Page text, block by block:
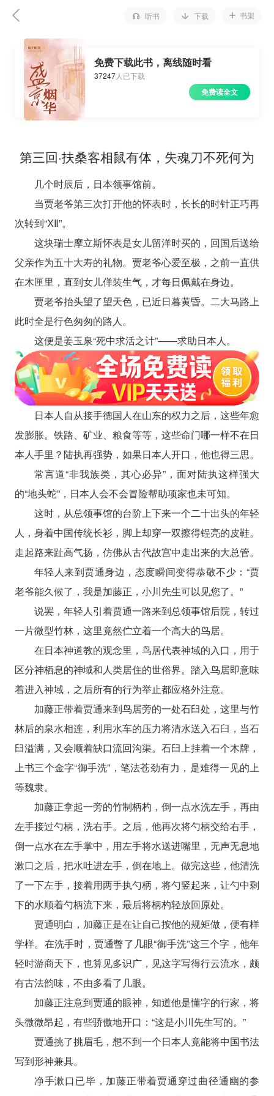
听书 下载 书架
免费下载此书，离线随时看
37247人已下载
免费读全文
第三回·扶桑客相鼠有体，失魂刀不死何为
几个时辰后，日本领事馆前。
当贾老爷第三次打开他的怀表时，长长的时针正巧再
次转到“ⅩⅡ”。
这块瑞士摩立斯怀表是女儿留洋时买的，回国后送给
父亲作为五十大寿的礼物。贾老爷心爱至极，之前一直供
在木匣里，直到女儿佯装生气，才每日佩戴在身边。
贾老爷抬头望了望天色，已近日暮黄昏。二大马路上
此时全是行色匆匆的路人。
这便是姜玉泉“死中求活之计”——求助日本人。
日本人自从接手德国人在山东的权力之后，这些年愈
发膨胀。铁路、矿业、粮食等等，这些命门哪一样不在日
本人手里？陆执再强势，如果日本人开口，他也得三思。
常言道“非我族类，其心必异”，面对陆执这样强大
的“地头蛇”，日本人会不会冒险帮助项家也未可知。
这时，从总领事馆的台阶上下来一个二十出头的年轻
人，身着中国传统长衫，脚上却穿一双擦得锃亮的皮鞋。
走起路来趾高气扬，仿佛从古代故宫中走出来的大总管。
年轻人来到贾通身边，态度瞬间变得恭敬不少：“贾
老爷能久候了，我是加藤正，小川先生可以见您了。”
说罢，年轻人引着贾通一路来到总领事馆后院，转过
一片微型竹林，这里竟然伫立着一个高大的鸟居。
在日本神道教的观念里，鸟居代表神域的入口，用于
区分神栖息的神域和人类居住的世俗界。踏入鸟居即意味
着进入神域，之后所有的行为举止都应格外注意。
加藤正带着贾通来到鸟居旁的一处石臼处，这里与竹
林后的泉水相连，利用水车的压力将清水送入石臼，当石
臼溢满，又会顺着缺口流回沟渠。石臼上挂着一个木牌，
上书三个金字“御手洗”，笔法苍劲有力，是难得一见的上
等魏隶。
加藤正拿起一旁的竹制柄杓，倒一点水洗左手，再由
左手接过勺柄，洗右手。之后，他再次将勺柄交给右手，
倒一点水在左手掌中，用左手将水送进嘴里，无声无息地
漱口之后，把水吐进左手，倒在地上。做完这些，他清洗
了一下左手，接着用两手执勺柄，将勺竖起来，让勺中剩
下的水顺着勺柄流下来，最后将柄杓轻放回原处。
贾通明白，加藤正是在让自己按他的规矩做，便有样
学样。在洗手时，贾通瞥了几眼“御手洗”这三个字，他年
轻时游商天下，也算见多识广，见这字写得行云流水，颇
有古法韵味，不由多看了几眼。
加藤正注意到贾通的眼神，知道他是懂字的行家，将
头微微昂起，有些骄傲地开口：“这是小川先生写的。”
贾通挑了挑眉毛，想不到一个日本人竟能将中国书法
写到形神兼具。
净手漱口已毕，加藤正带着贾通穿过曲径通幽的参